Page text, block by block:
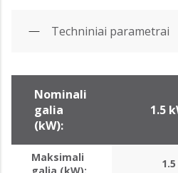
Techniniai parametrai
Nominali
galia
(kW):
1.5
Maksimali
1.5